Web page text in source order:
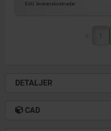
Exkl. leveranskostnader
1
DETALJER
CAD